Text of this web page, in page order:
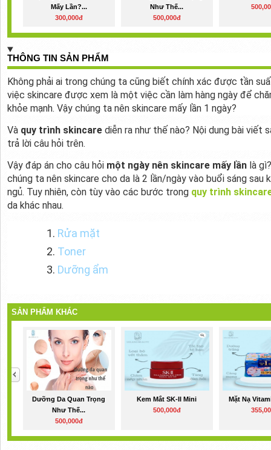
Mấy Lần?...
300,000đ
Như Thế...
500,000đ
THÔNG TIN SẢN PHẨM
Không phải ai trong chúng ta cũng biết chính xác được tần
việc skincare được xem là một việc cần làm hàng ngày để
khỏe mạnh. Vậy chúng ta nên skincare mấy lần 1 ngày?
Và quy trình skincarediễn ra như thế nào? Nội dung bài viết
trả lời câu hỏi trên.
Vậy đáp án cho câu hỏi một ngày nên skincare mấy lầnlà
chúng ta nên skincare cho da là 2 lần/ngày vào buổi sáng
ngủ. Tuy nhiên, còn tùy vào các bước trong quy trình
da khác nhau.
Rửa mặt
Toner
Dưỡng ẩm
SẢN PHẨM KHÁC
Dưỡng Da Quan Trọng
Như Thế...
500,000đ
Kem Mắt SK-II Mini
500,000đ
Mặt Nạ